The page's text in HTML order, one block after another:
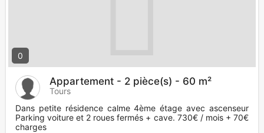
0
Appartement - 2 pièce(s) - 60 m²
Tours
Dans petite résidence calme 4ème étage avec ascenseur
Parking voiture et 2 roues fermés + cave. 730€ / mois + 70€
charges